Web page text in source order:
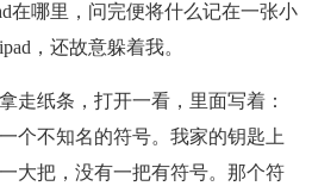
在哪里，问完便将什么记在一张小
，还故意躲着我。
走纸条，打开一看，里面写着：
个不知名的符号。我家的钥匙上
大把，没有一把有符号。那个符